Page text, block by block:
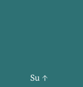
Su ↑